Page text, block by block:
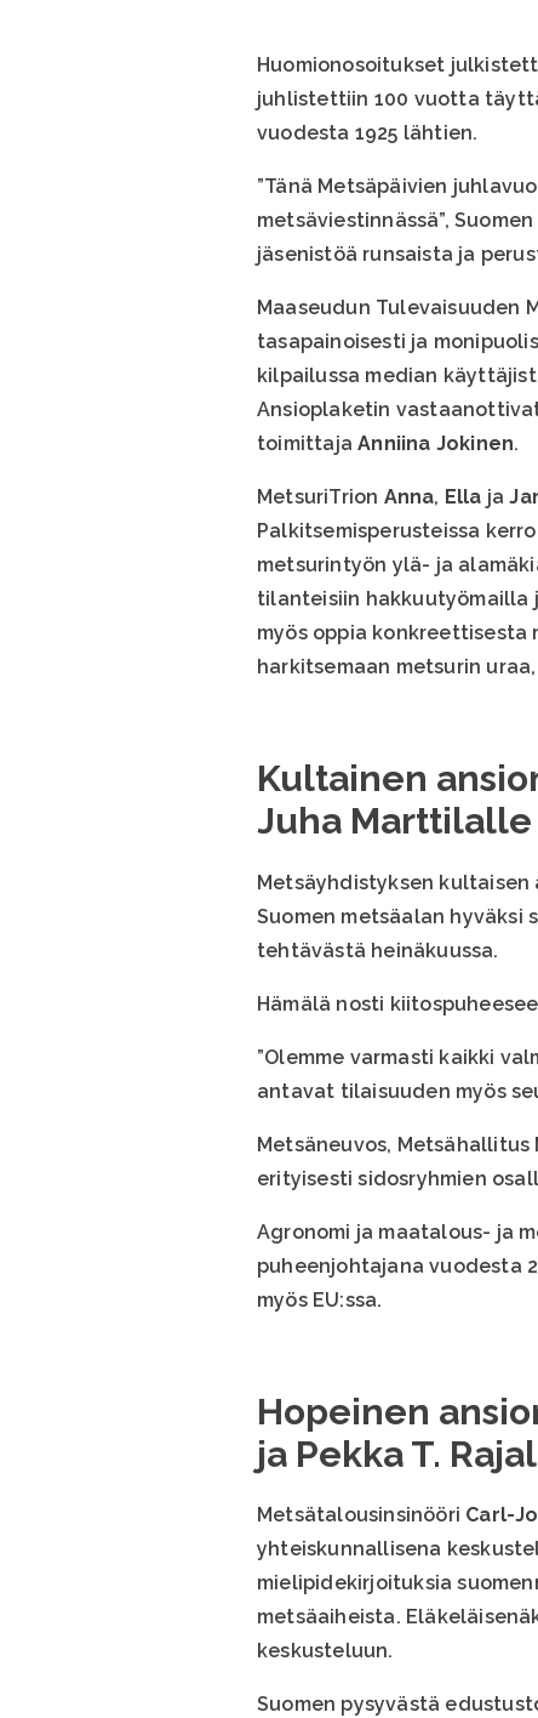
Huomionosoitukset
juhlistettiin 100 vuotta
vuodesta 1925 lähtien.
”Tänä Metsäpäivien
metsäviestinnässä”,
jäsenistöä runsaista ja
Maaseudun Tulevaisuuden
tasapainoisesti ja
kilpailussa median
Ansioplaketin
toimittajaAnniina Jokinen.
MetsuriTrion Anna, Ella ja
Palkitsemisperusteissa
metsurintyön ylä- ja
tilanteisiin hakkuutyömailla
myös oppia konkreettisesta
harkitsemaan metsurin
Kultainen
Juha Marttilalle
Metsäyhdistyksen
Suomen metsäalan hyväksi
tehtävästä heinäkuussa.
Hämälä nosti
”Olemme varmasti kaikki
antavat tilaisuuden myös
Metsäneuvos,
erityisesti sidosryhmien
Agronomi ja maatalous- ja
puheenjohtajana vuodesta
myös EU:ssa.
Hopeinen
ja Pekka T.
Metsätalousinsinööri Carl-
yhteiskunnallisena
mielipidekirjoituksia
metsäaiheista.
keskusteluun.
Suomen pysyvästä